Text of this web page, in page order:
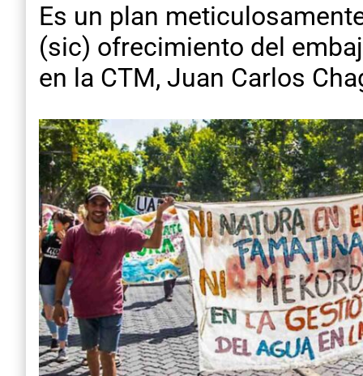
Es un plan
(sic) ofrecimiento del
en la CTM, Juan Carlos